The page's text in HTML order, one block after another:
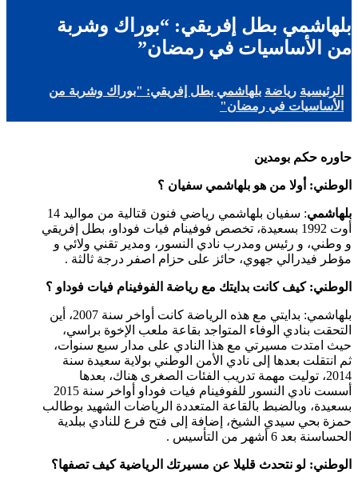
بلهاشمي بطل إفريقي: “بوراك وشربة
من الأساسيات في رمضان”
الرئيسية رياضة بلهاشمي بطل إفريقي: "بوراك وشربة من
الأساسيات في رمضان"
حاوره حكم بومدين
الوطني: أولا من هو بلهاشمي سفيان ؟
بلهاشمي
: سفيان بلهاشمي رياضي فنون قتالية من مواليد 14
أوت 1992 بسعيدة، تخصص فوفينام فيات فوداو، بطل إفريقي
و وطني، و رئيس ومدرب نادي النسور، ومدير تقني ولائي و
مؤطر فيدرالي جهوي، حائز على حزام اصفر درجة ثالثة .
الوطني: كيف كانت بدايتك مع رياضة الفوفينام فيات فوداو ؟
بلهاشمي: بدايتي مع هذه الرياضة كانت أواخر سنة 2007، أين
التحقت بنادي الوفاء المتواجد بقاعة ملعب الإخوة براسي،
حيث امتدت مسيرتي مع هذا النادي على مدار سبع سنوات،
ثم انتقلت بعدها إلى نادي الأمن الوطني بولاية سعيدة سنة
2014، توليت مهمة تدريب الفئات الصغرى هناك، بعدها
أسست نادي النسور للفوفينام فيات فوداو أواخر سنة 2015
بسعيدة، وبالضبط بالقاعة المتعددة الرياضات الشهيد بوطالب
حمزة بحي سيدي الشيخ، إضافة إلى فتح فرع للنادي ببلدية
الحساسنة بعد 6 أشهر من التأسيس .
الوطني: لو نتحدث قليلا عن مسيرتك الرياضية كيف تصفها؟